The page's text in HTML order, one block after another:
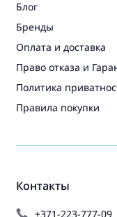
Контакты
+371-223-777-09
Блог
Бренды
Оплата и доставка
Право отказа и
Политика
Правила покупки